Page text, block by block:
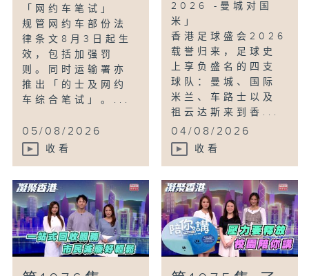
「网约车笔试」
规管网约车部份法
律条文8月3日起生
效，包括加强罚
则。同时运输署亦
推出「的士及网约
车综合笔试」。...
05/08/2026
收看
2026 -曼城对国
米」
香港足球盛会2026
载誉归来，足球史
上享负盛名的四支
球队：曼城、国际
米兰、车路士以及
祖云达斯来到香...
04/08/2026
收看